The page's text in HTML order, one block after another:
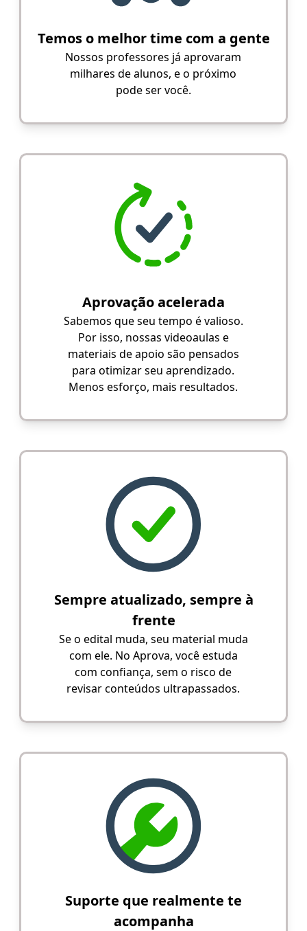
Temos o melhor time com a gente
Nossos professores já aprovaram
milhares de alunos, e o próximo
pode ser você.
Aprovação acelerada
Sabemos que seu tempo é valioso.
Por isso, nossas videoaulas e
materiais de apoio são pensados
para otimizar seu aprendizado.
Menos esforço, mais resultados.
Sempre atualizado, sempre à
frente
Se o edital muda, seu material muda
com ele. No Aprova, você estuda
com confiança, sem o risco de
revisar conteúdos ultrapassados.
Suporte que realmente te
acompanha